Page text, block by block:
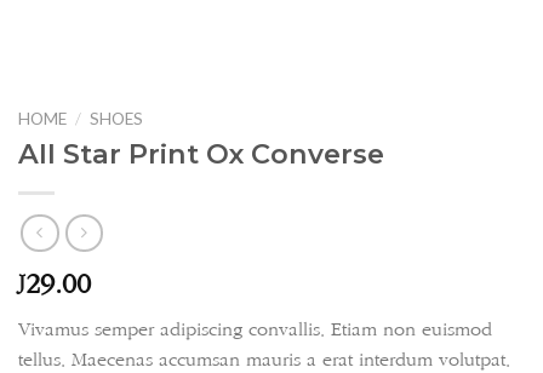
HOME / SHOES
All Star Print Ox Converse
£29.00
Vivamus semper adipiscing convallis. Etiam non euismod
tellus. Maecenas accumsan mauris a erat interdum volutpat.